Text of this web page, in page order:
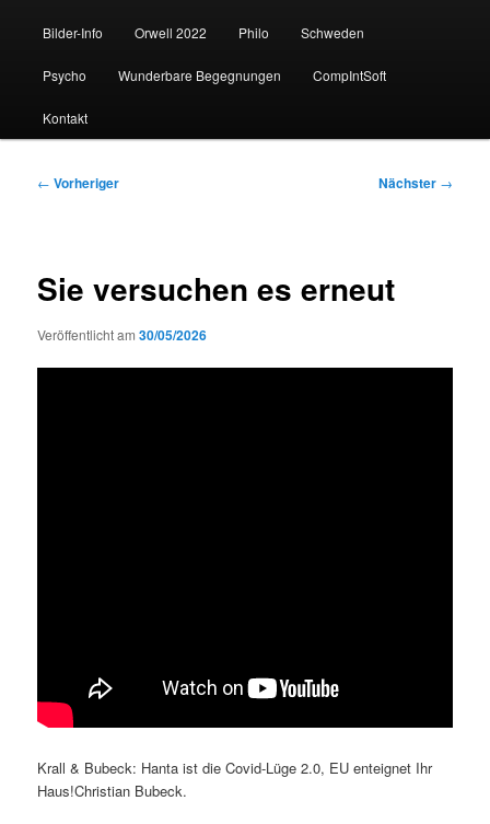
Bilder-Info Orwell 2022 Philo Schweden
Psycho Wunderbare Begegnungen CompIntSoft
Kontakt
Beitragsnavigation
← Vorheriger Nächster →
Sie versuchen es erneut
Veröffentlicht am30/05/2026
Krall & Bubeck: Hanta ist die Covid-Lüge 2.0, EU enteignet Ihr
Haus!Christian Bubeck.